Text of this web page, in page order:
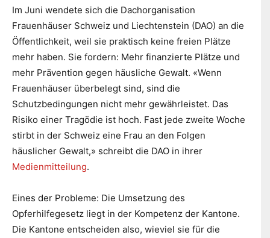
Im Juni wendete sich die Dachorganisation
Frauenhäuser Schweiz und Liechtenstein (DAO) an die
Öffentlichkeit, weil sie praktisch keine freien Plätze
mehr haben. Sie fordern: Mehr finanzierte Plätze und
mehr Prävention gegen häusliche Gewalt. «Wenn
Frauenhäuser überbelegt sind, sind die
Schutzbedingungen nicht mehr gewährleistet. Das
Risiko einer Tragödie ist hoch. Fast jede zweite Woche
stirbt in der Schweiz eine Frau an den Folgen
häuslicher Gewalt,» schreibt die DAO in ihrer
Medienmitteilung.
Eines der Probleme: Die Umsetzung des
Opferhilfegesetz liegt in der Kompetenz der Kantone.
Die Kantone entscheiden also, wieviel sie für die